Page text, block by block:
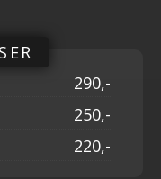
290
250
220